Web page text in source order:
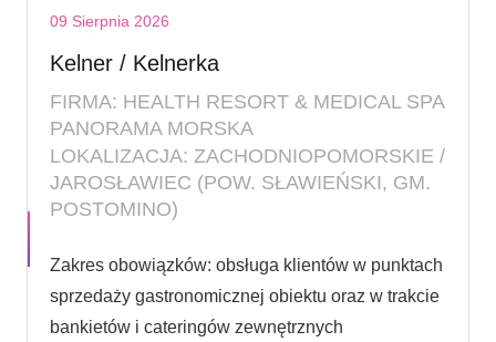
09 Sierpnia 2026
Kelner / Kelnerka
FIRMA: HEALTH RESORT & MEDICAL SPA
PANORAMA MORSKA
LOKALIZACJA: ZACHODNIOPOMORSKIE /
JAROSŁAWIEC (POW. SŁAWIEŃSKI, GM.
POSTOMINO)
Zakres obowiązków: obsługa klientów w punktach
sprzedaży gastronomicznej obiektu oraz w trakcie
bankietów i cateringów zewnętrznych